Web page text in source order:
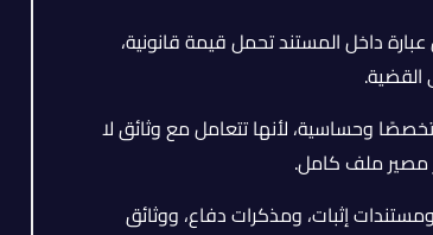
داخل المستند تحمل قيمة قانونية،
القضية.
تخصصًا وحساسية، لأنها تتعامل مع وثائق لا
مصير ملف كامل.
إثبات، ومذكرات دفاع، ووثائق